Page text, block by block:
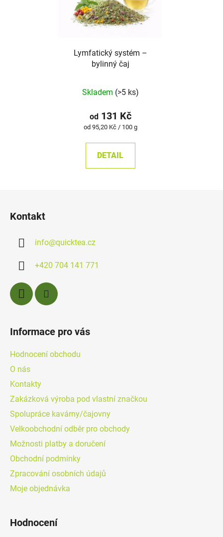
Lymfatický systém –
bylinný čaj
hodnocení
produktu
je
z
Skladem (>5 ks)
od131 Kč
Měrná
od 95,20 Kč / 100 g
DETAIL
Kontakt
info@quicktea.cz
+420 704 141 771
Informace pro vás
Hodnocení obchodu
O nás
Kontakty
Zakázková výroba pod vlastní značkou
Spolupráce kavárny/čajovny
Velkoobchodní odběr pro obchody
Možnosti platby a doručení
Obchodní podmínky
Zpracování osobních údajů
Moje objednávka
Hodnocení